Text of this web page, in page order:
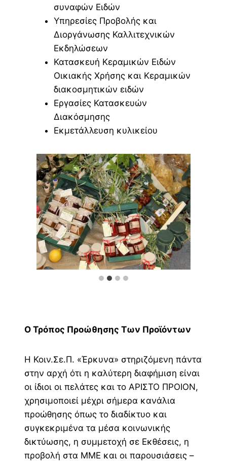
συναφών Ειδών
Υπηρεσίες Προβολής και
Διοργάνωσης Καλλιτεχνικών
Εκδηλώσεων
Κατασκευή Κεραμικών Ειδών
Οικιακής Χρήσης και Κεραμικών
διακοσμητικών ειδών
Εργασίες Κατασκευών
Διακόσμησης
Εκμετάλλευση κυλικείου
Ο Τρόπος Προώθησης Των Προϊόντων
Η Κοιν.Σε.Π. «Έρκυνα» στηριζόμενη πάντα
στην αρχή ότι η καλύτερη διαφήμιση είναι
οι ίδιοι οι πελάτες και το ΑΡΙΣΤΟ ΠΡΟΙΟΝ,
χρησιμοποιεί μέχρι σήμερα κανάλια
προώθησης όπως το διαδίκτυο και
συγκεκριμένα τα μέσα κοινωνικής
δικτύωσης, η συμμετοχή σε Εκθέσεις, η
προβολή στα ΜΜΕ και οι παρουσιάσεις –